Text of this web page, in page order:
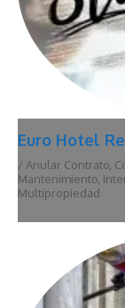
Euro Hotel
/ Anular Contrato,
Mantenimiento,
Multipropiedad